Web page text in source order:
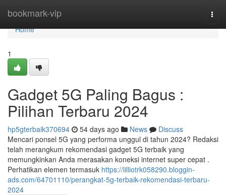
bookmark-vip
Home
Home
1
Gadget 5G Paling Bagus :
Pilihan Terbaru 2024
hp5gterbaik370694 54 days ago News
Discuss
Mencari ponsel 5G yang performa unggul di tahun 2024? Redaksi
telah merangkum rekomendasi gadget 5G terbaik yang
memungkinkan Anda merasakan koneksi internet super cepat .
Perhatikan elemen termasuk https://lilliotrk058290.bloggin-
ads.com/64701110/perangkat-5g-terbaik-rekomendasi-terbaru-
2024